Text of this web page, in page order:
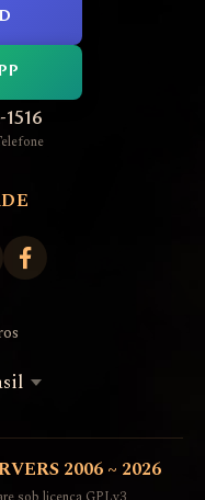
2006 ~ 2026